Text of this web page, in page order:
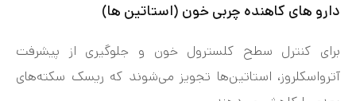
دارو های کاهنده چربی خون (استاتین ها)
برای کنترل سطح کلسترول خون و جلوگیری از پیشرفت
آترواسکلروز، استاتین‌ها تجویز می‌شوند که ریسک سکته‌های